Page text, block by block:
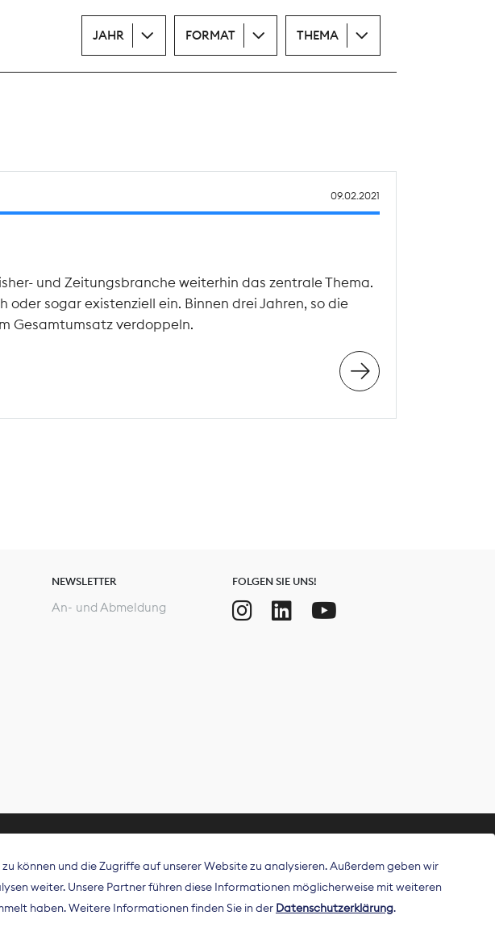
JAHR FORMAT THEMA
09.02.2021
und Zeitungsbranche weiterhin das zentrale Thema.
sogar existenziell ein. Binnen drei Jahren, so die
Gesamtumsatz verdoppeln.
NEWSLETTER
An- und Abmeldung
FOLGEN SIE UNS!
(BDZV) vertritt als
und digitalen Publisher in
können und die Zugriffe auf unserer Website zu analysieren. Außerdem geben wir
weiter. Unsere Partner führen diese Informationen möglicherweise mit weiteren
haben. Weitere Informationen finden Sie in der Datenschutzerklärung.